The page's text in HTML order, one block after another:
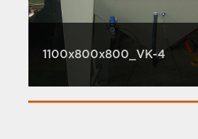
1100x800x800_VK-4